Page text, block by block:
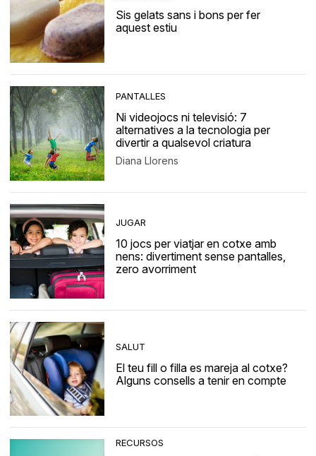
Sis gelats sans i bons per fer
aquest estiu
PANTALLES
Ni videojocs ni televisió: 7
alternatives a la tecnologia per
divertir a qualsevol criatura
Diana Llorens
JUGAR
10 jocs per viatjar en cotxe amb
nens: divertiment sense pantalles,
zero avorriment
SALUT
El teu fill o filla es mareja al cotxe?
Alguns consells a tenir en compte
RECURSOS